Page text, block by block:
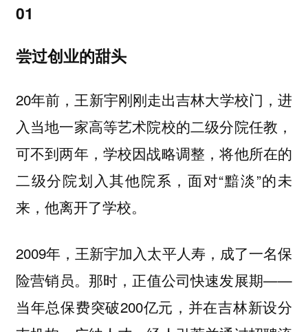
01
尝过创业的甜头
20年前，王新宇刚刚走出吉林大学校门，进
入当地一家高等艺术院校的二级分院任教，
可不到两年，学校因战略调整，将他所在的
二级分院划入其他院系，面对“黯淡”的未
来，他离开了学校。
2009年，王新宇加入太平人寿，成了一名保
险营销员。那时，正值公司快速发展期——
当年总保费突破200亿元，并在吉林新设分